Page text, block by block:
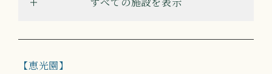
恵光園